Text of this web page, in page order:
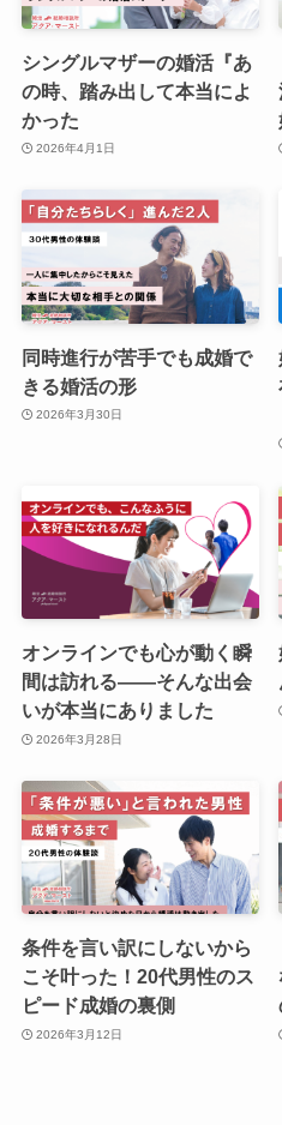
シングルマザーの婚活『あ
の時、踏み出して本当によ
かった
2026年4月1日
同時進行が苦手でも成婚で
きる婚活の形
2026年3月30日
オンラインでも心が動く瞬
間は訪れる――そんな出会
いが本当にありました
2026年3月28日
条件を言い訳にしないから
こそ叶った！20代男性のス
ピード成婚の裏側
2026年3月12日